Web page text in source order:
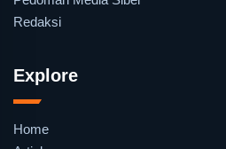
Redaksi
Explore
Home